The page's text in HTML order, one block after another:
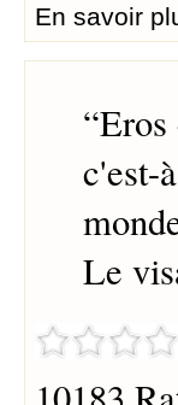
En savoir
“
c'est-
Le